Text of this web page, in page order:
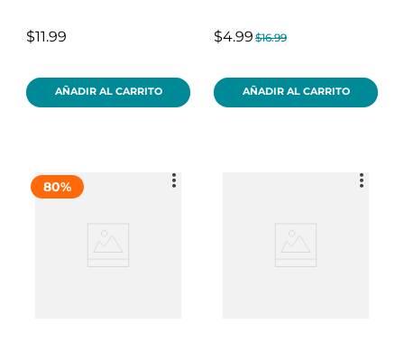
$11.99
AÑADIR AL CARRITO
$4.99 $16.99
AÑADIR AL CARRITO
80%